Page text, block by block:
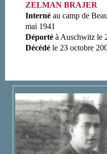
ZELMAN BRAJER
Interné au camp de
mai 1941
Déporté à Auschwitz le
Décédé le 23 octobre